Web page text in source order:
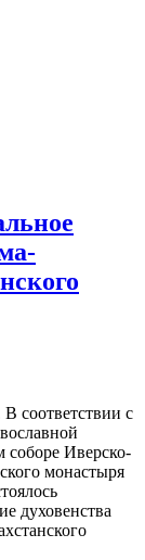
В соответствии с
Иверско-
монастыря
духовенства